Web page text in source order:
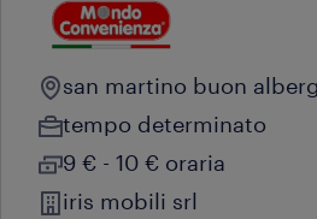
san martino buon
tempo determinato
9 € - 10 € oraria
iris mobili srl